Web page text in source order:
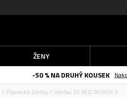
ŽENY
-50 % NA DRUHÝ KOUSEK
Plavecké šortky adidas 3S BLD BOXER Y